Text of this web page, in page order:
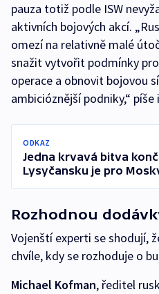
pauza totiž podle ISW
aktivních bojových akcí.
omezí na relativně malé
snažit vytvořit podmínky
operace a obnovit bojovou
ambicióznější podniky,“
ODKAZ
Jedna krvavá bitva
Lysyčansku je pro
Rozhodnou
Vojenští experti se shodují,
chvíle, kdy se rozhoduje o
Michael Kofman, ředitel